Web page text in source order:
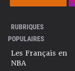
RUBRIQUES
POPULAIRES
Les Français en
NBA